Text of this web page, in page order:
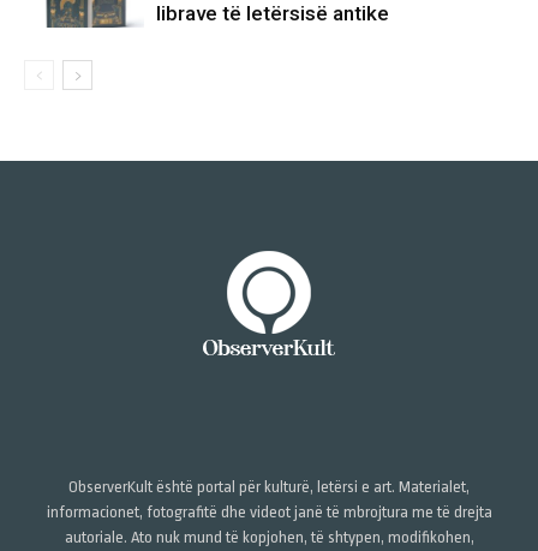
librave të letërsisë antike
ObserverKult është portal për kulturë, letërsi e art. Materialet,
informacionet, fotografitë dhe videot janë të mbrojtura me të drejta
autoriale. Ato nuk mund të kopjohen, të shtypen, modifikohen,